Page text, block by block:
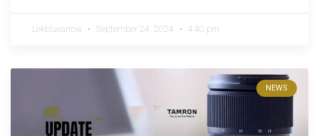
Lekbluearrow September 24, 2024 4:40 pm
NEWS